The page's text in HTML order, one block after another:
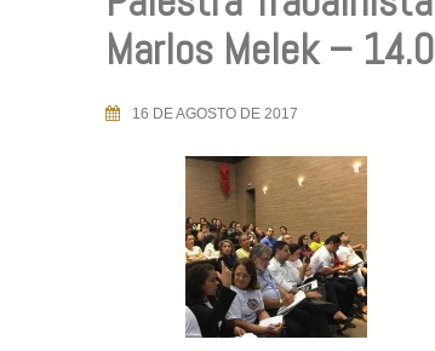
Marlos Melek –
16 DE AGOSTO DE 2017